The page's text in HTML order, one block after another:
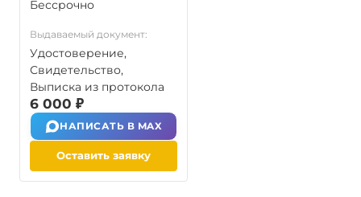
Бессрочно
Выдаваемый документ:
Удостоверение,
Свидетельство,
Выписка из протокола
6 000 ₽
НАПИСАТЬ В MAX
Оставить заявку